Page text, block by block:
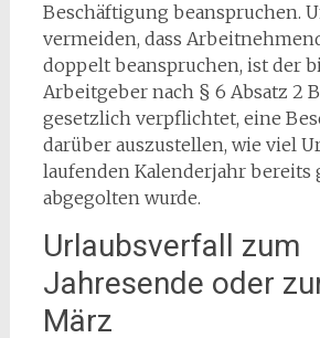
Beschäftigung beanspruchen.
vermeiden, dass
doppelt beanspruchen, ist der
Arbeitgeber nach § 6 Absatz 2
gesetzlich verpflichtet, eine
darüber auszustellen, wie viel
laufenden Kalenderjahr bereits
abgegolten wurde.
Urlaubsverfall zum
Jahresende oder
März